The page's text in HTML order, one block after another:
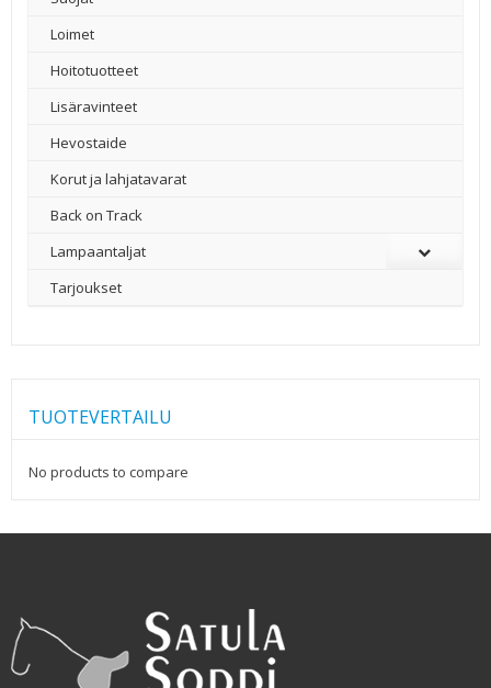
Loimet
Hoitotuotteet
Lisäravinteet
Hevostaide
Korut ja lahjatavarat
Back on Track
Lampaantaljat
Tarjoukset
TUOTEVERTAILU
No products to compare